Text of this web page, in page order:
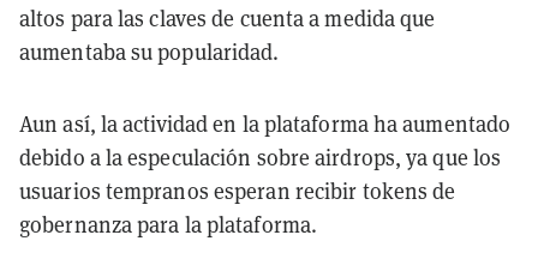
altos para las claves de cuenta a medida que
aumentaba su popularidad.
Aun así, la actividad en la plataforma ha aumentado
debido a la especulación sobre airdrops, ya que los
usuarios tempranos esperan recibir tokens de
gobernanza para la plataforma.